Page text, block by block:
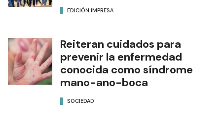
EDICIÓN IMPRESA
Reiteran cuidados para
prevenir la enfermedad
conocida como síndrome
mano-ano-boca
SOCIEDAD